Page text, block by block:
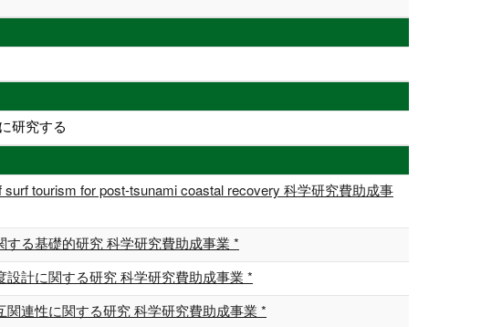
研究する
tourism for post-tsunami coastal recovery 科学研究費助成事
る基礎的研究 科学研究費助成事業 *
計に関する研究 科学研究費助成事業 *
連性に関する研究 科学研究費助成事業 *